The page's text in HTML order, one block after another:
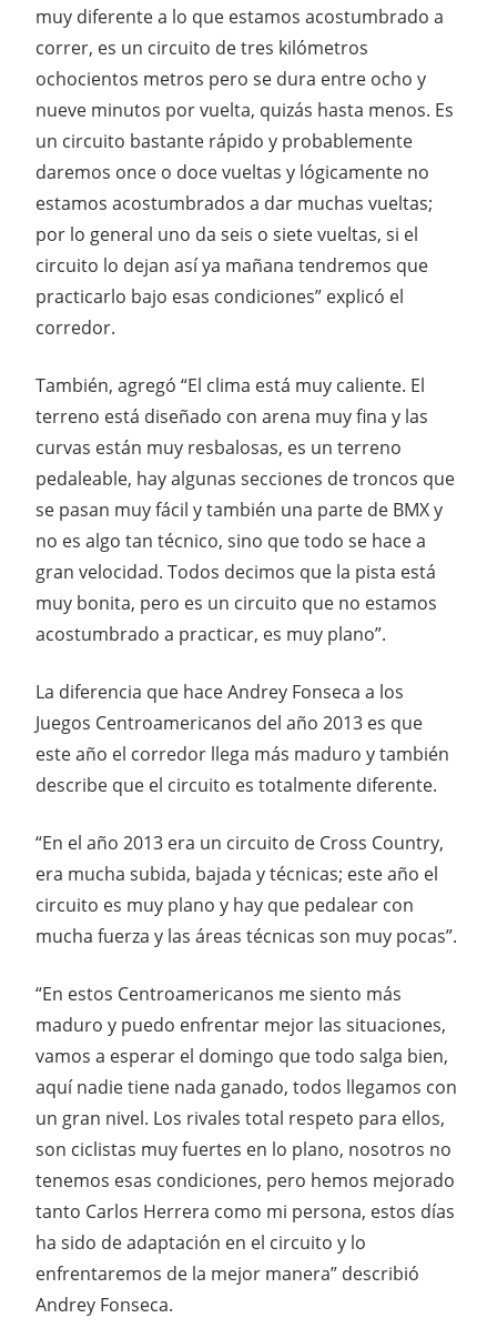
muy diferente a lo que estamos acostumbrado a
correr, es un circuito de tres kilómetros
ochocientos metros pero se dura entre ocho y
nueve minutos por vuelta, quizás hasta menos. Es
un circuito bastante rápido y probablemente
daremos once o doce vueltas y lógicamente no
estamos acostumbrados a dar muchas vueltas;
por lo general uno da seis o siete vueltas, si el
circuito lo dejan así ya mañana tendremos que
practicarlo bajo esas condiciones” explicó el
corredor.
También, agregó “El clima está muy caliente. El
terreno está diseñado con arena muy fina y las
curvas están muy resbalosas, es un terreno
pedaleable, hay algunas secciones de troncos que
se pasan muy fácil y también una parte de BMX y
no es algo tan técnico, sino que todo se hace a
gran velocidad. Todos decimos que la pista está
muy bonita, pero es un circuito que no estamos
acostumbrado a practicar, es muy plano”.
La diferencia que hace Andrey Fonseca a los
Juegos Centroamericanos del año 2013 es que
este año el corredor llega más maduro y también
describe que el circuito es totalmente diferente.
“En el año 2013 era un circuito de Cross Country,
era mucha subida, bajada y técnicas; este año el
circuito es muy plano y hay que pedalear con
mucha fuerza y las áreas técnicas son muy pocas”.
“En estos Centroamericanos me siento más
maduro y puedo enfrentar mejor las situaciones,
vamos a esperar el domingo que todo salga bien,
aquí nadie tiene nada ganado, todos llegamos con
un gran nivel. Los rivales total respeto para ellos,
son ciclistas muy fuertes en lo plano, nosotros no
tenemos esas condiciones, pero hemos mejorado
tanto Carlos Herrera como mi persona, estos días
ha sido de adaptación en el circuito y lo
enfrentaremos de la mejor manera” describió
Andrey Fonseca.